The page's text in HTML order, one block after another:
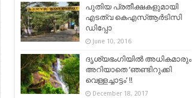
പുതിയ പ്രതീക്ഷകളുമായി
എടത്വ കെഎസ്ആര്‍ടിസി
ഡിപ്പോ
June 10, 2016
ദൃശ്യഭംഗിയില്‍ അധികമാരും
അറിയാതെ ‘ഞണ്ടിറുക്കി
വെള്ളച്ചാട്ടം’ !!
December 18, 2017